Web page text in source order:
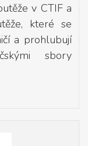
v CTIF a
které se
a prohlubují
sbory